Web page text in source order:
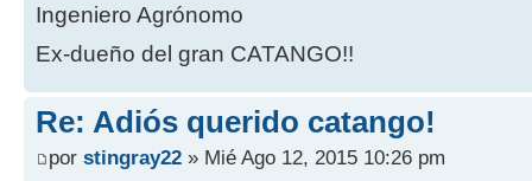
Ingeniero Agrónomo
Ex-dueño del gran CATANGO!!
Re: Adiós querido catango!
por stingray22 » Mié Ago 12, 2015 10:26 pm